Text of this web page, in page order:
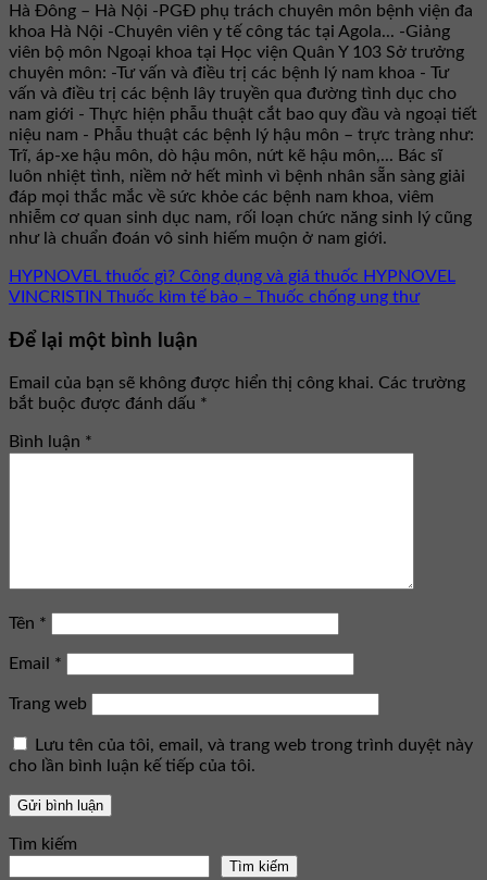
Hà Đông – Hà Nội -PGĐ phụ trách chuyên môn bệnh viện đa
khoa Hà Nội -Chuyên viên y tế công tác tại Agola... -Giảng
viên bộ môn Ngoại khoa tại Học viện Quân Y 103 Sở trưởng
chuyên môn: -Tư vấn và điều trị các bệnh lý nam khoa - Tư
vấn và điều trị các bệnh lây truyền qua đường tình dục cho
nam giới - Thực hiện phẫu thuật cắt bao quy đầu và ngoại tiết
niệu nam - Phẫu thuật các bệnh lý hậu môn – trực tràng như:
Trĩ, áp-xe hậu môn, dò hậu môn, nứt kẽ hậu môn,... Bác sĩ
luôn nhiệt tình, niềm nở hết mình vì bệnh nhân sẵn sàng giải
đáp mọi thắc mắc về sức khỏe các bệnh nam khoa, viêm
nhiễm cơ quan sinh dục nam, rối loạn chức năng sinh lý cũng
như là chuẩn đoán vô sinh hiếm muộn ở nam giới.
HYPNOVEL thuốc gì? Công dụng và giá thuốc HYPNOVEL
VINCRISTIN Thuốc kìm tế bào – Thuốc chống ung thư
Để lại một bình luận
Email của bạn sẽ không được hiển thị công khai. Các trường
bắt buộc được đánh dấu *
Bình luận *
Tên *
Email *
Trang web
Lưu tên của tôi, email, và trang web trong trình duyệt này
cho lần bình luận kế tiếp của tôi.
Tìm kiếm
Tìm kiếm